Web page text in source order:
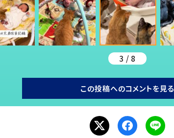
3 / 8
この投稿へのコメントを見る